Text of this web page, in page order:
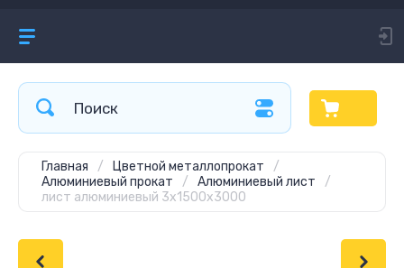
Главная / Цветной металлопрокат
/
Алюминиевый прокат
/ Алюминиевый лист
/
лист алюминиевый 3х1500х3000